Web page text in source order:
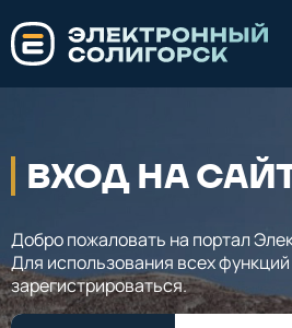
ВХОД НА
Добро пожаловать на портал
Для использования всех
зарегистрироваться.